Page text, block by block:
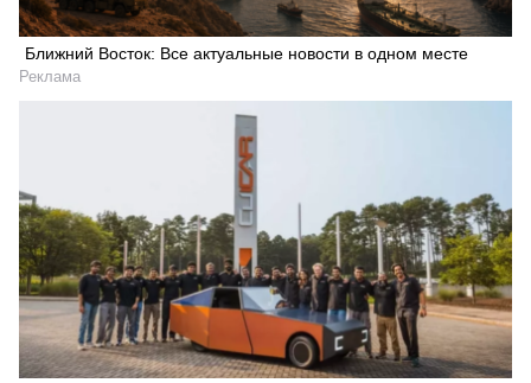
Ближний Восток: Все актуальные новости в одном месте
Реклама